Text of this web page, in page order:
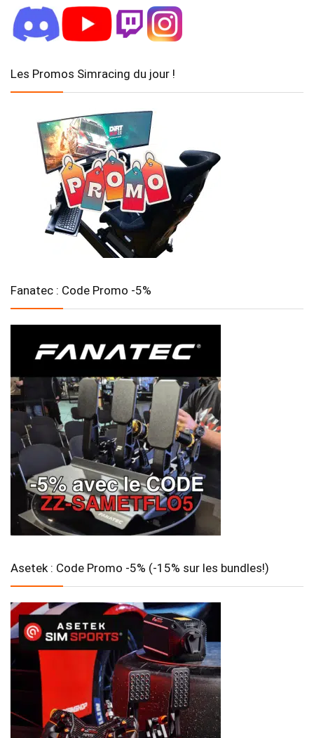
Les Promos Simracing du jour !
Fanatec : Code Promo -5%
Asetek : Code Promo -5% (-15% sur les bundles!)